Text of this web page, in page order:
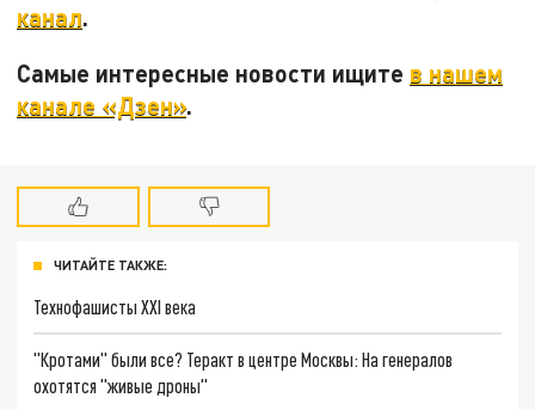
канал.
Самые интересные новости ищите в нашем
канале «Дзен».
ЧИТАЙТЕ ТАКЖЕ:
Технофашисты XXI века
"Кротами" были все? Теракт в центре Москвы: На генералов
охотятся "живые дроны"